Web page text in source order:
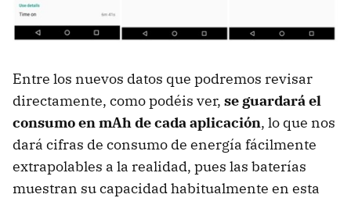
Entre los nuevos datos que podremos revisar
directamente, como podéis ver, se guardará el
consumo en mAh de cada aplicación, lo que nos
dará cifras de consumo de energía fácilmente
extrapolables a la realidad, pues las baterías
muestran su capacidad habitualmente en esta